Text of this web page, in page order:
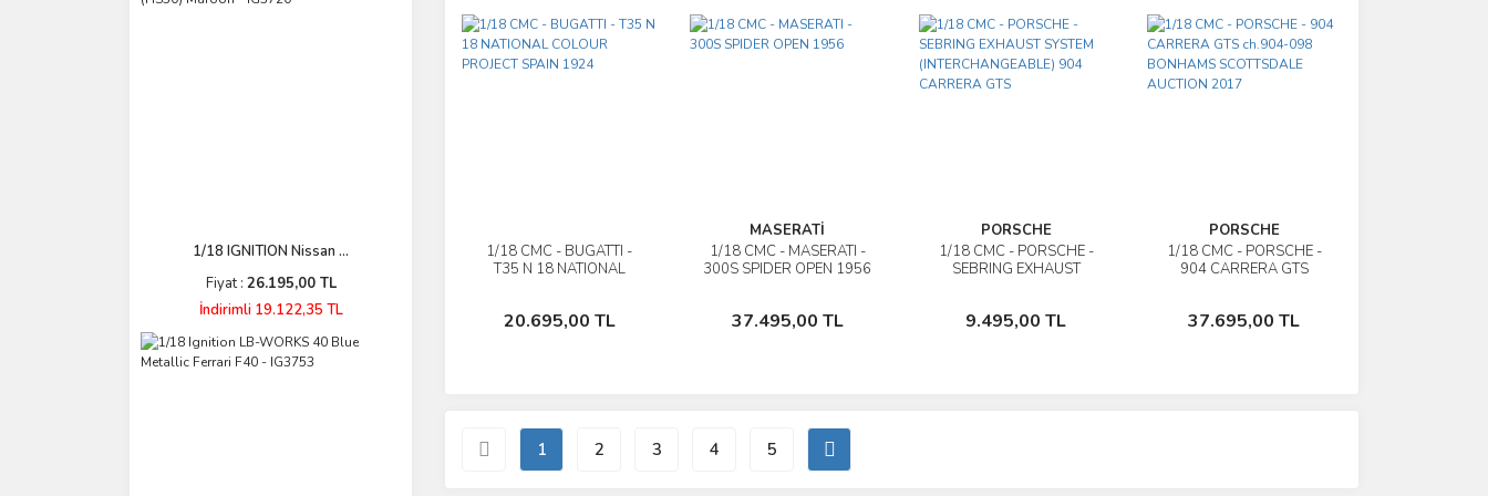
1/18 IGNITION Nissan ...
Fiyat : 26.195,00 TL
İndirimli 19.122,35 TL
1/18 CMC - BUGATTI -
T35 N 18 NATIONAL
20.695,00 TL
İncele
Sepete Ekle
MASERATİ
1/18 CMC - MASERATI -
300S SPIDER OPEN 1956
37.495,00 TL
İncele
Sepete Ekle
PORSCHE
1/18 CMC - PORSCHE -
SEBRING EXHAUST
CARRERA GTS
9.495,00 TL
İncele
Sepete Ekle
PORSCHE
1/18 CMC - PORSCHE -
904 CARRERA GTS
2017
37.695,00 TL
İncele
Sepete Ekle
1 2 3 4 5